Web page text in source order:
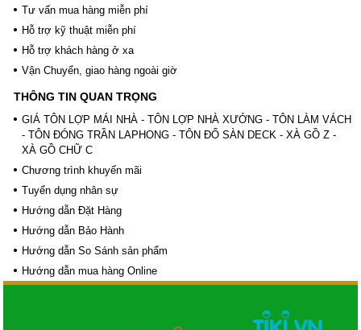
Tư vấn mua hàng miễn phí
Hỗ trợ kỹ thuật miễn phí
Hỗ trợ khách hàng ở xa
Vận Chuyển, giao hàng ngoài giờ
THÔNG TIN QUAN TRỌNG
GIÁ TÔN LỢP MÁI NHÀ - TÔN LỢP NHÀ XƯỞNG - TÔN LÀM VÁCH
- TÔN ĐÓNG TRẦN LAPHONG - TÔN ĐỔ SÀN DECK - XÀ GỒ Z -
XÀ GỒ CHỮ C
Chương trình khuyến mãi
Tuyển dụng nhân sự
Hướng dẫn Đặt Hàng
Hướng dẫn Bảo Hành
Hướng dẫn So Sánh sản phẩm
Hướng dẫn mua hàng Online